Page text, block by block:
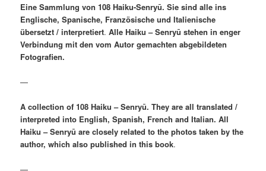
Eine Sammlung von 108 Haiku-Senryū. Sie sind alle ins
Englische, Spanische, Französische und Italienische
übersetzt / interpretiert.Alle Haiku – Senryū stehen in enger
Verbindung mit den vom Autor gemachten abgebildeten
Fotografien.
—
A collection of 108 Haiku – Senryū. They are all translated /
interpreted into English, Spanish, French and Italian. All
Haiku – Senryū are closely related to the photos taken by the
author, which also published in this book.